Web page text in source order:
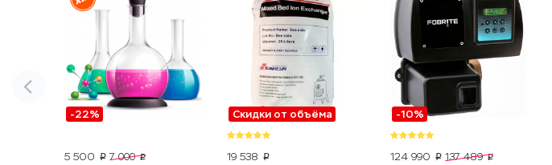
-22%
5 500 p 7 000 p
Скидки от объёма
19 538 p
-10%
124 990 p 137 489 p